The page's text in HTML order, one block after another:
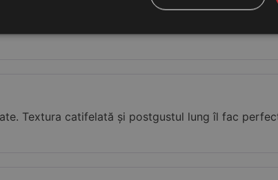
Textura catifelată și postgustul lung îl fac